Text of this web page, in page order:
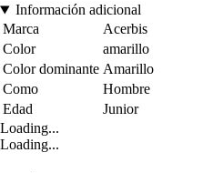
Información adicional
Marca
Acerbis
Color
amarillo
Color dominante Amarillo
Como
Hombre
Edad
Junior
Loading...
Loading...